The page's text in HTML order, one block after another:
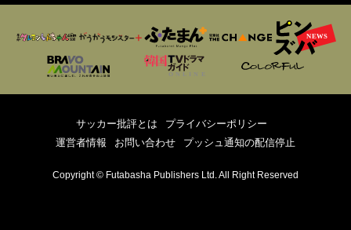
サッカー批評とは
プライバシーポリシー
運営者情報
お問い合わせ プッシュ通知の配信停止
Copyright © Futabasha Publishers Ltd. All Right Reserved